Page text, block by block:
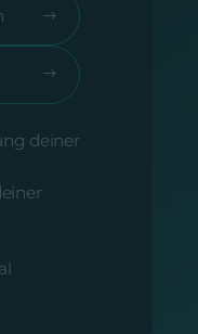
deiner